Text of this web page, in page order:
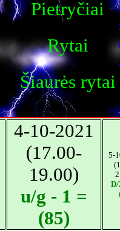
Pietryčiai
Rytai
Šiaurės rytai
4-10-2021
(17.00-
19.00)
u/g - 1 =
(85)
5-
D/